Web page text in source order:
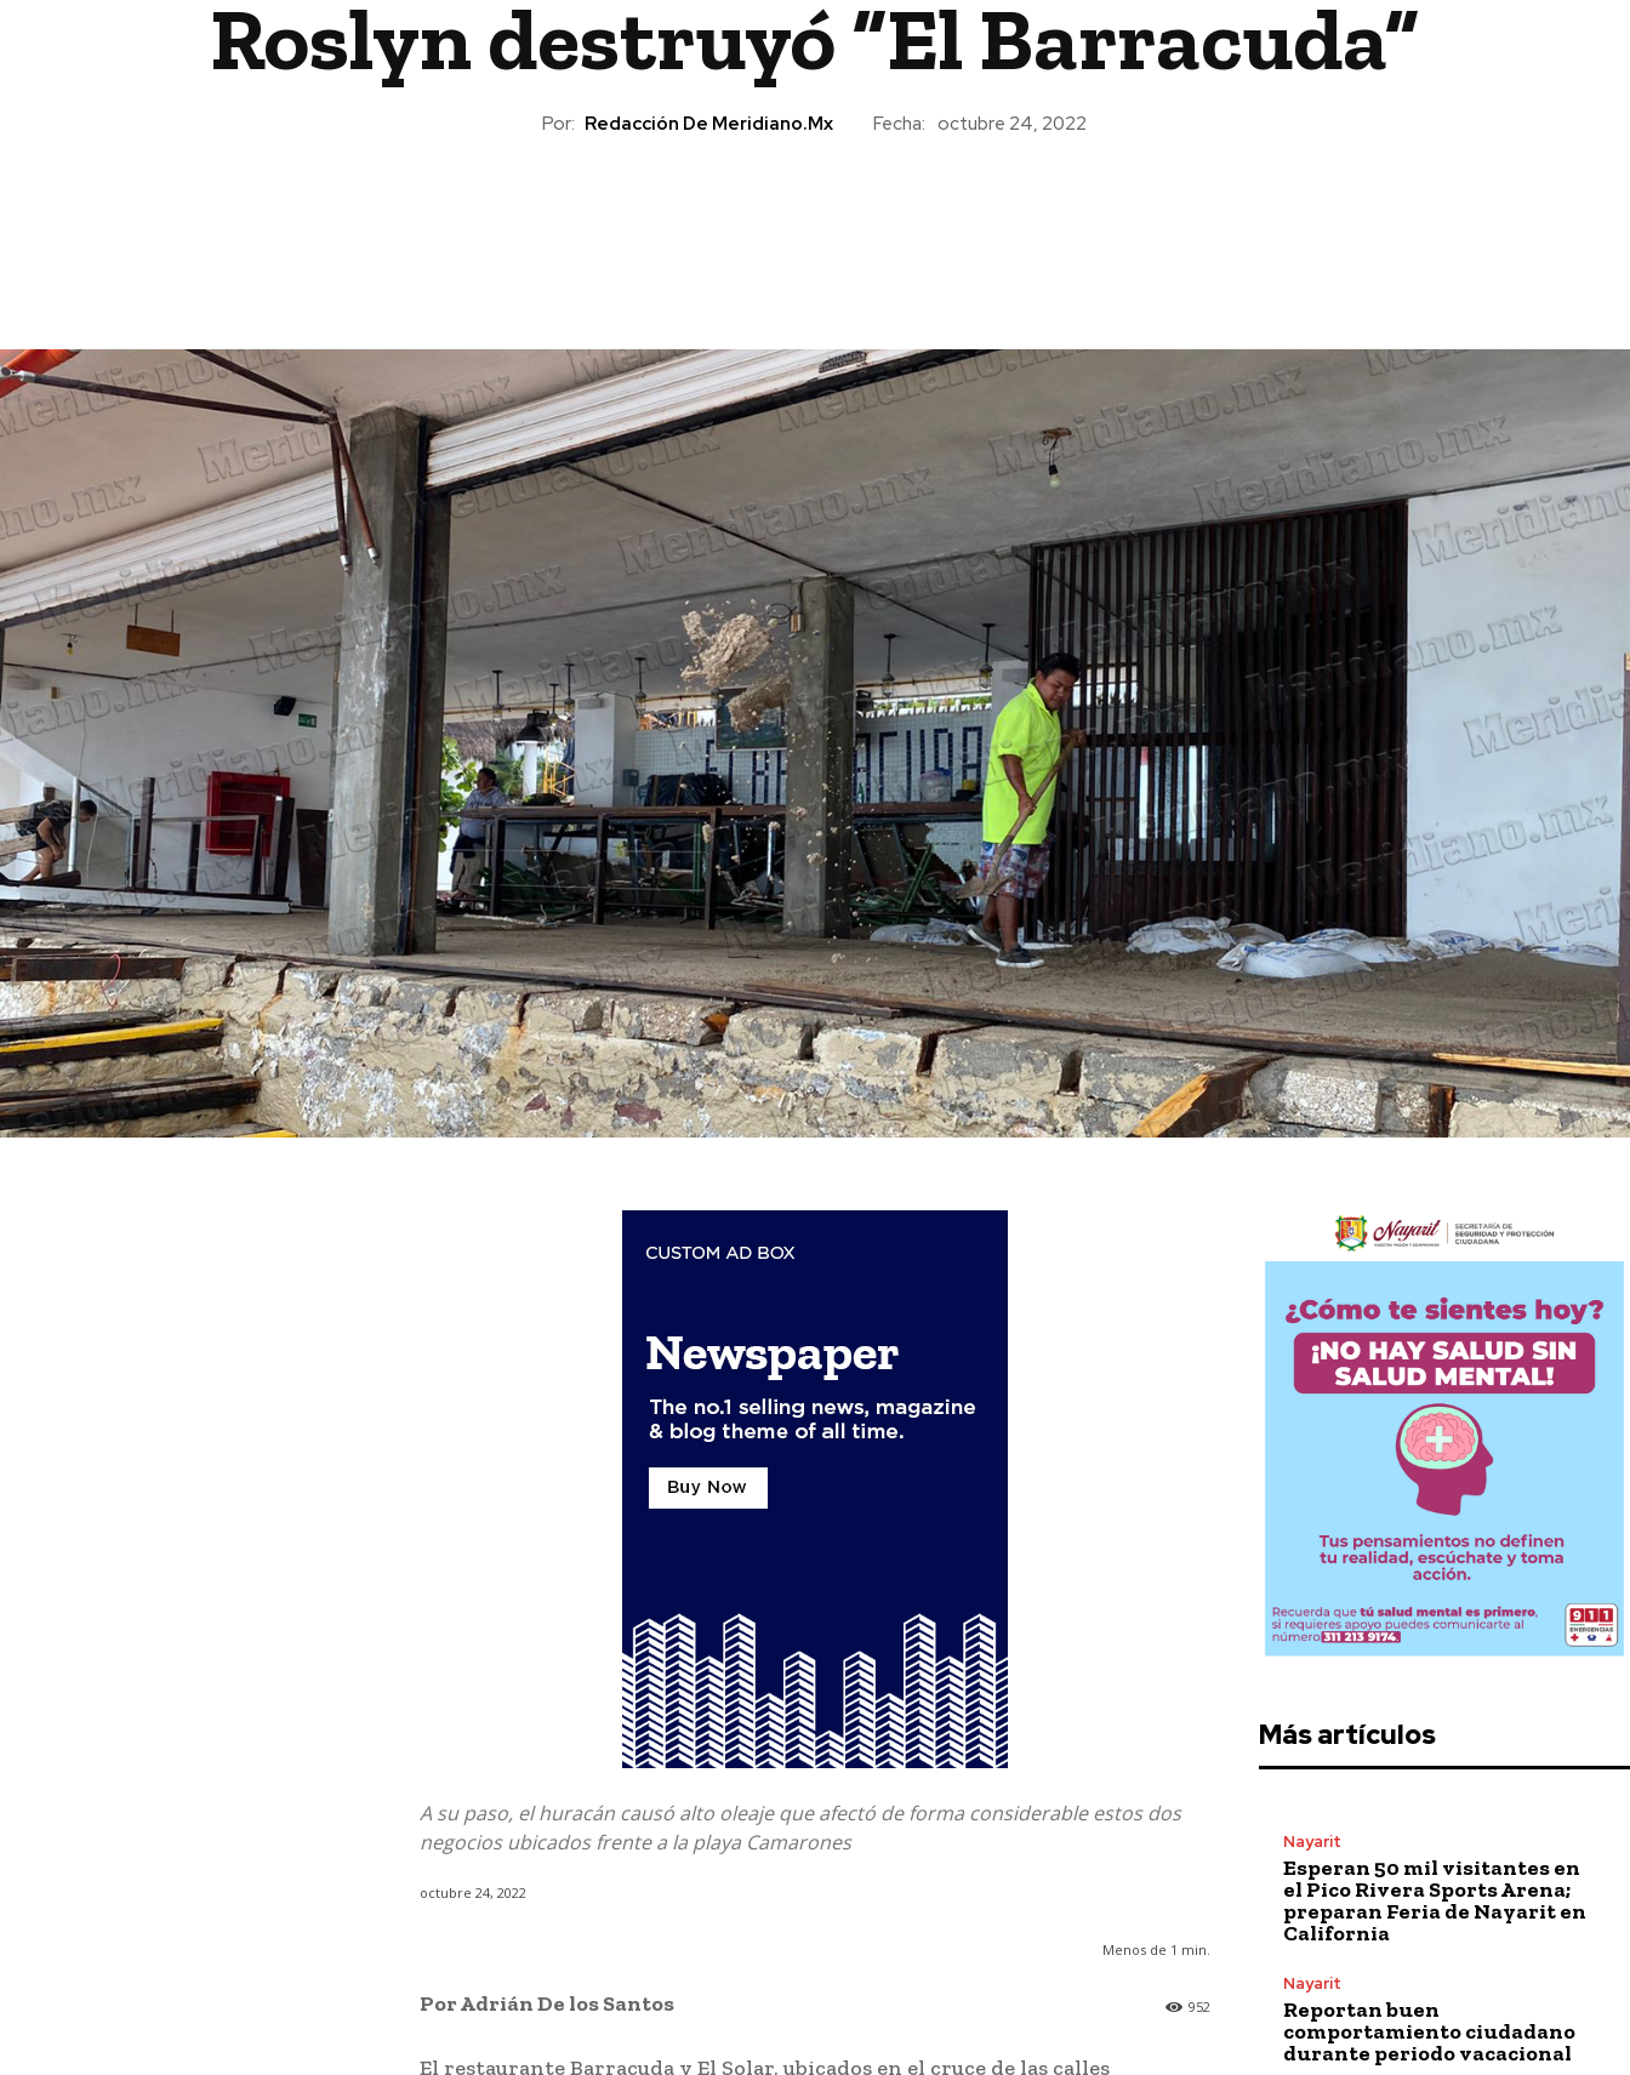
Roslyn destruyó “El Barracuda”
Por: Redacción De Meridiano.mx Fecha: octubre 24, 2022
A su paso, el huracán causó alto oleaje que afectó de forma considerable estos dos
negocios ubicados frente a la playa Camarones
octubre 24, 2022
Menos de 1 min.
952
Por Adrián De los Santos
El restaurante Barracuda y El Solar, ubicados en el cruce de las calles
Más artículos
Nayarit
Esperan 50 mil visitantes en
el Pico Rivera Sports Arena;
preparan Feria de Nayarit en
California
Nayarit
Reportan buen
comportamiento ciudadano
durante periodo vacacional